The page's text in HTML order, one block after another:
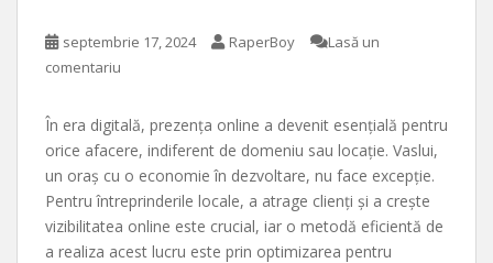
septembrie 17, 2024 RaperBoy
Lasă un
comentariu
În era digitală, prezența online a devenit esențială pentru
orice afacere, indiferent de domeniu sau locație. Vaslui,
un oraș cu o economie în dezvoltare, nu face excepție.
Pentru întreprinderile locale, a atrage clienți și a crește
vizibilitatea online este crucial, iar o metodă eficientă de
a realiza acest lucru este prin optimizarea pentru